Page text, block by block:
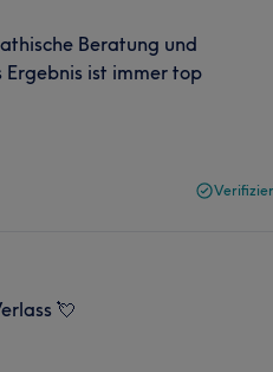
Beratung und
ist immer top
💘